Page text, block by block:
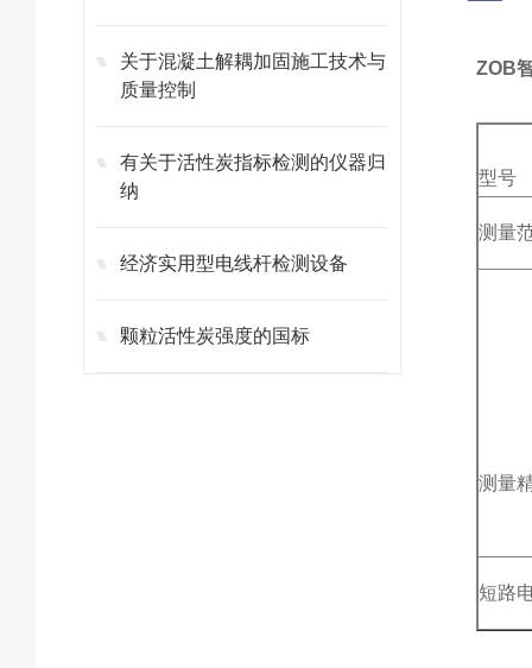
关于混凝土解耦加固施工技术与
质量控制
有关于活性炭指标检测的仪器归
纳
经济实用型电线杆检测设备
颗粒活性炭强度的国标
ZOB
型
测量
测量
短路